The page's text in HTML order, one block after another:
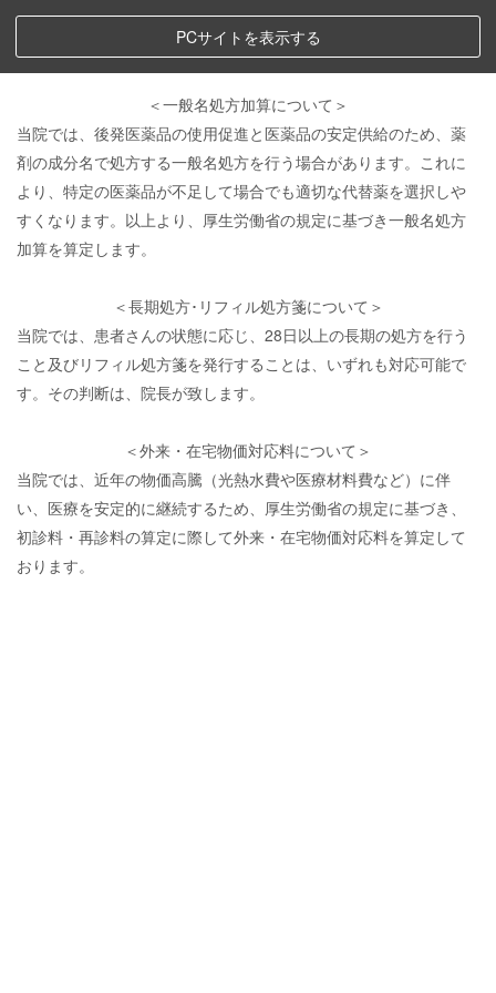
PCサイトを表示する
＜一般名処方加算について＞
当院では、後発医薬品の使用促進と医薬品の安定供給のため、薬
剤の成分名で処方する一般名処方を行う場合があります。これに
より、特定の医薬品が不足して場合でも適切な代替薬を選択しや
すくなります。以上より、厚生労働省の規定に基づき一般名処方
加算を算定します。
＜長期処方･リフィル処方箋について＞
当院では、患者さんの状態に応じ、28日以上の長期の処方を行う
こと及びリフィル処方箋を発行することは、いずれも対応可能で
す。その判断は、院長が致します。
＜外来・在宅物価対応料について＞
当院では、近年の物価高騰（光熱水費や医療材料費など）に伴
い、医療を安定的に継続するため、厚生労働省の規定に基づき、
初診料・再診料の算定に際して外来・在宅物価対応料を算定して
おります。